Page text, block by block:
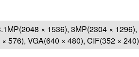
× 1536), 3MP(2304 × 1296),
576), VGA(640 × 480), CIF(352 × 240)